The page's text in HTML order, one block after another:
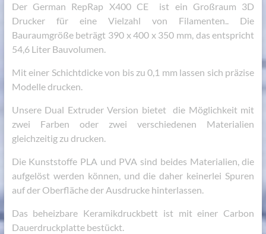
Der German RepRap X400 CE ist ein Großraum 3D
Drucker für eine Vielzahl von Filamenten.. Die
Bauraumgröße beträgt 390 x 400 x 350 mm, das entspricht
54,6 Liter Bauvolumen.
Mit einer Schichtdicke von bis zu 0,1 mm lassen sich präzise
Modelle drucken.
Unsere Dual Extruder Version bietet die Möglichkeit mit
zwei Farben oder zwei verschiedenen Materialien
gleichzeitig zu drucken.
Die Kunststoffe PLA und PVA sind beides Materialien, die
aufgelöst werden können, und die daher keinerlei Spuren
auf der Oberfläche der Ausdrucke hinterlassen.
Das beheizbare Keramikdruckbett ist mit einer Carbon
Dauerdruckplatte bestückt.